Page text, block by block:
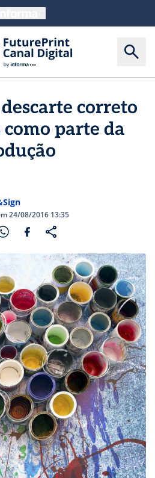
correto
parte da
24/08/2016 13:35